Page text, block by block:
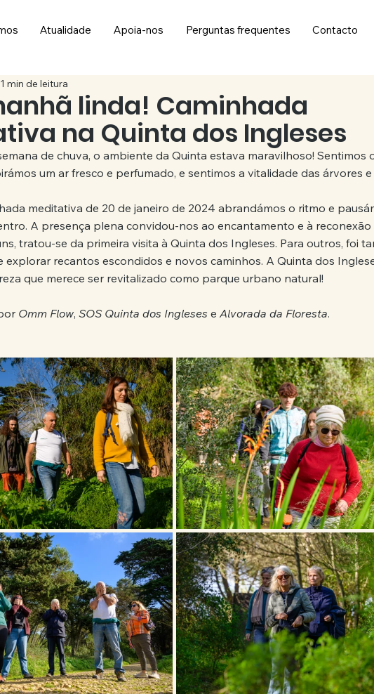
Atualidade Apoia-nos Perguntas frequentes Contacto
linda! Caminhada
na Quinta dos Ingleses
1 min de leitura
de chuva, o ambiente da Quinta estava maravilhoso! Sentimos
um ar fresco e perfumado, e sentimos a vitalidade das árvores e
meditativa de 20 de janeiro de 2024 abrandámos o ritmo e
A presença plena convidou-nos ao encantamento e à reconexão
tratou-se da primeira visita à Quinta dos Ingleses. Para outros, foi
recantos escondidos e novos caminhos. A Quinta dos
que merece ser revitalizado como parque urbano natural!
Omm Flow, SOS Quinta dos Ingleses e Alvorada da Floresta.